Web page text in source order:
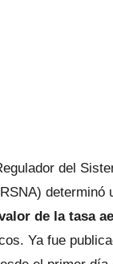
del
determinó
de la tasa
Ya fue